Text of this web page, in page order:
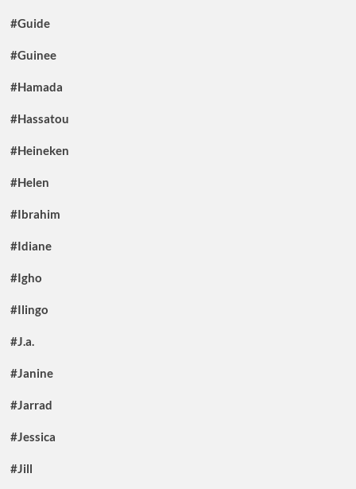
#Guide
#Guinee
#Hamada
#Hassatou
#Heineken
#Helen
#Ibrahim
#Idiane
#Igho
#Ilingo
#J.a.
#Janine
#Jarrad
#Jessica
#Jill